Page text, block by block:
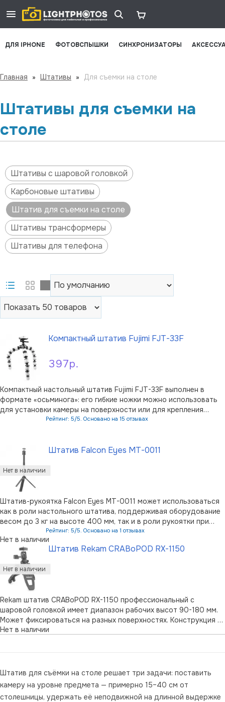
ДЛЯ IPHONE ФОТОВСПЫШКИ СИНХРОНИЗАТОРЫ
Главная » Штативы » Для съемки на столе
Штативы для съемки на
столе
Штативы с шаровой головкой
Карбоновые штативы
Штатив для съемки на столе
Штативы трансформеры
Штативы для телефона
397р.
Компактный штатив Fujimi FJT-33F
Компактный настольный штатив Fujimi FJT-33F выполнен в
формате «осьминога»: его гибкие ножки можно использовать
для установки камеры на поверхности или для крепления
вокруг подходящего предмета. Совместимость: стандартные
Рейтинг: 5/5. Основано на 15 отзывах
Штатив Falcon Eyes MT-0011
Штатив-рукоятка Falcon Eyes MT-0011 может использоваться
как в роли настольного штатива, поддерживая оборудование
весом до 3 кг на высоте 400 мм, так и в роли рукоятки при
съемке в движении. Модель оснащена шаровой головой, после
приобретения адаптера возможно использование с
смартфонами.
Рейтинг: 5/5. Основано на 1 отзывах
Нет в наличии
Штатив Rekam CRABoPOD RX-1150
Rekam штатив CRABoPOD RX-1150 профессиональный с
шаровой головкой имеет диапазон рабочих высот 90-180 мм.
Может фиксироваться на разных поверхностях. Конструкция –
из композитного высокопрочного металла. Многогранное
Нет в наличии
Штатив для съёмки на столе решает три задачи: поставить
камеру на уровне предмета — примерно 15–40 см от
столешницы, удержать её неподвижной на длинной выдержке